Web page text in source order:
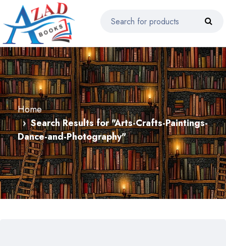
Home
Search Results for "Arts-Crafts-Paintings-
Dance-and-Photography"